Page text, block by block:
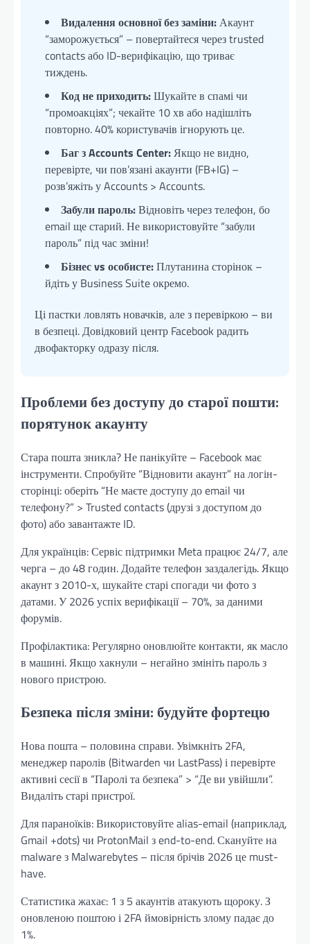
Видалення основної без заміни:Акаунт
“заморожується” – повертайтеся через trusted
contacts або ID-верифікацію, що триває
тиждень.
Код не приходить:Шукайте в спамі чи
“промоакціях”; чекайте 10 хв або надішліть
повторно. 40% користувачів ігнорують це.
Баг з Accounts Center:Якщо не видно,
перевірте, чи пов’язані акаунти (FB+IG) –
розв’яжіть у Accounts > Accounts.
Забули пароль:Відновіть через телефон, бо
email ще старий. Не використовуйте “забули
пароль” під час зміни!
Бізнес vs особисте:Плутанина сторінок –
йдіть у Business Suite окремо.
Ці пастки ловлять новачків, але з перевіркою – ви
в безпеці. Довідковий центр Facebook радить
двофакторку одразу після.
Проблеми без доступу до старої пошти:
порятунок акаунту
Стара пошта зникла? Не панікуйте – Facebook має
інструменти. Спробуйте “Відновити акаунт” на логін-
сторінці: оберіть “Не маєте доступу до email чи
телефону?” > Trusted contacts (друзі з доступом до
фото) або завантажте ID.
Для українців: Сервіс підтримки Meta працює 24/7, але
черга – до 48 годин. Додайте телефон заздалегідь. Якщо
акаунт з 2010-х, шукайте старі спогади чи фото з
датами. У 2026 успіх верифікації – 70%, за даними
форумів.
Профілактика: Регулярно оновлюйте контакти, як масло
в машині. Якщо хакнули – негайно змініть пароль з
нового пристрою.
Безпека після зміни: будуйте фортецю
Нова пошта – половина справи. Увімкніть 2FA,
менеджер паролів (Bitwarden чи LastPass) і перевірте
активні сесії в “Паролі та безпека” > “Де ви увійшли”.
Видаліть старі пристрої.
Для параноїків: Використовуйте alias-email (наприклад,
Gmail +dots) чи ProtonMail з end-to-end. Скануйте на
malware з Malwarebytes – після брічів 2026 це must-
have.
Статистика жахає: 1 з 5 акаунтів атакують щороку. З
оновленою поштою і 2FA ймовірність злому падає до
1%.